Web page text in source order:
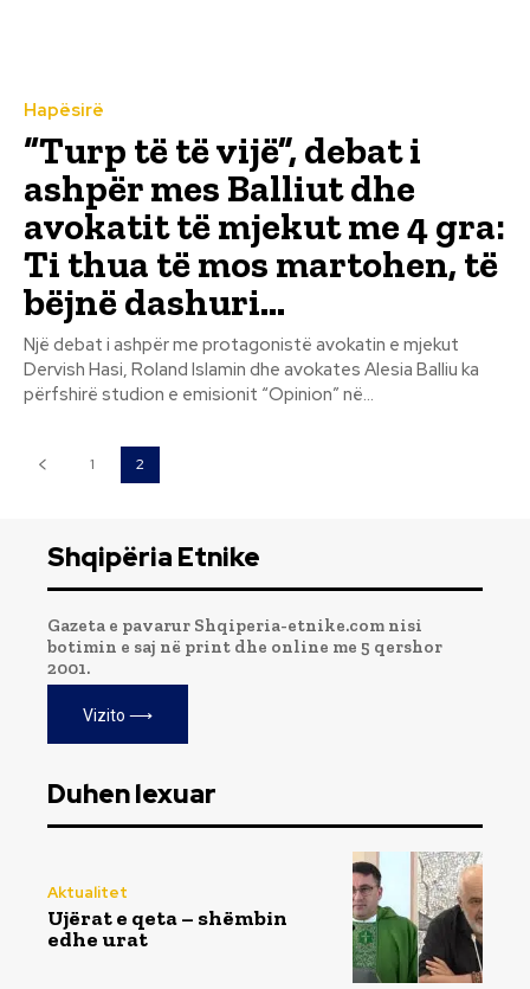
Hapësirë
“Turp të të vijë”, debat i
ashpër mes Balliut dhe
avokatit të mjekut me 4 gra:
Ti thua të mos martohen, të
bëjnë dashuri...
Një debat i ashpër me protagonistë avokatin e mjekut
Dervish Hasi, Roland Islamin dhe avokates Alesia Balliu ka
përfshirë studion e emisionit “Opinion” në...
1 2
Shqipëria Etnike
Gazeta e pavarur Shqiperia-etnike.com nisi
botimin e saj në print dhe online me 5 qershor
2001.
Vizito ⟶
Duhen lexuar
Aktualitet
Ujërat e qeta – shëmbin
edhe urat